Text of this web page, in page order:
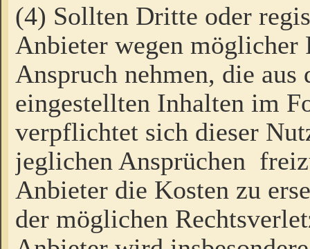
(4) Sollten Dritte oder
Anbieter wegen möglicher
Anspruch nehmen, die
eingestellten Inhalten im
verpflichtet sich dieser
jeglichen Ansprüchen
Anbieter die Kosten zu
der möglichen